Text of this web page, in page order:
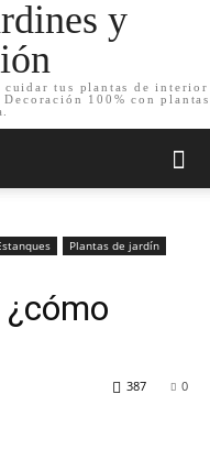
y
cuidar tus plantas de interior
100% con plantas
Plantas de jardín
0
387